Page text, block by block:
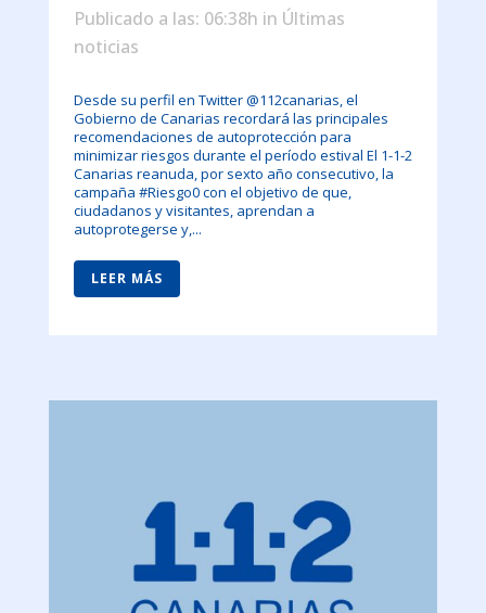
Publicado a las: 06:38h in Últimas
noticias
Desde su perfil en Twitter @112canarias, el
Gobierno de Canarias recordará las principales
recomendaciones de autoprotección para
minimizar riesgos durante el período estival El 1-1-2
Canarias reanuda, por sexto año consecutivo, la
campaña #Riesgo0 con el objetivo de que,
ciudadanos y visitantes, aprendan a
autoprotegerse y,...
LEER MÁS